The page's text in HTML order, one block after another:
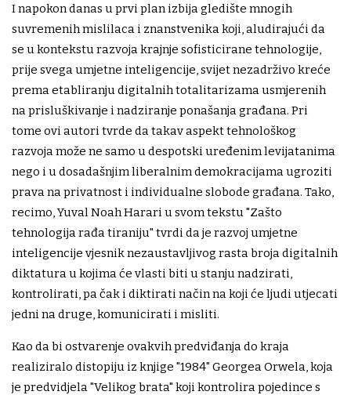
I napokon danas u prvi plan izbija gledište mnogih
suvremenih mislilaca i znanstvenika koji, aludirajući da
se u kontekstu razvoja krajnje sofisticirane tehnologije,
prije svega umjetne inteligencije, svijet nezadrživo kreće
prema etabliranju digitalnih totalitarizama usmjerenih
na prisluškivanje i nadziranje ponašanja građana. Pri
tome ovi autori tvrde da takav aspekt tehnološkog
razvoja može ne samo u despotski uređenim levijatanima
nego i u dosadašnjim liberalnim demokracijama ugroziti
prava na privatnost i individualne slobode građana. Tako,
recimo, Yuval Noah Harari u svom tekstu "Zašto
tehnologija rađa tiraniju" tvrdi da je razvoj umjetne
inteligencije vjesnik nezaustavljivog rasta broja digitalnih
diktatura u kojima će vlasti biti u stanju nadzirati,
kontrolirati, pa čak i diktirati način na koji će ljudi utjecati
jedni na druge, komunicirati i misliti.
Kao da bi ostvarenje ovakvih predviđanja do kraja
realiziralo distopiju iz knjige "1984" Georgea Orwela, koja
je predvidjela "Velikog brata" koji kontrolira pojedince s